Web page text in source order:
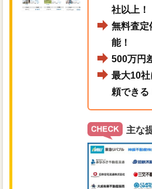
社以上！
無料査定
能！
500万円
最大10
頼できる
主な